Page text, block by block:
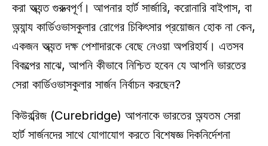
করা অত্যন্ত গুরুত্বপূর্ণ। আপনার হার্ট সার্জারি, করোনারি বাইপাস, বা
অন্যান্য কার্ডিওভাসকুলার রোগের চিকিৎসার প্রয়োজন হোক না কেন,
একজন অত্যন্ত দক্ষ পেশাদারকে বেছে নেওয়া অপরিহার্য। এতসব
বিকল্পের মাঝে, আপনি কীভাবে নিশ্চিত হবেন যে আপনি ভারতের
সেরা কার্ডিওভাসকুলার সার্জন নির্বাচন করছেন?
কিউরব্রিজ (Curebridge) আপনাকে ভারতের অন্যতম সেরা
হার্ট সার্জনদের সাথে যোগাযোগ করতে বিশেষজ্ঞ দিকনির্দেশনা